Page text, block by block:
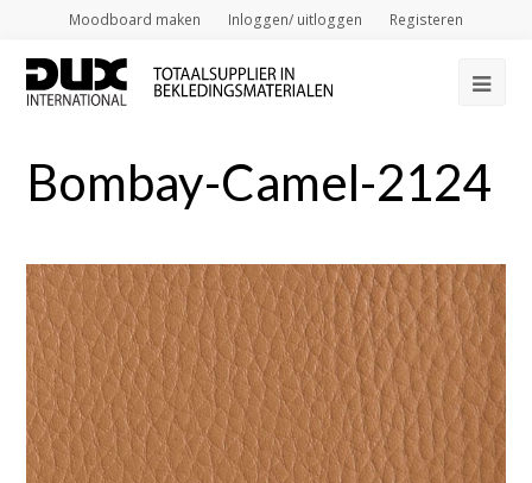
Moodboard maken Inloggen/ uitloggen Registeren
Bombay-Camel-2124